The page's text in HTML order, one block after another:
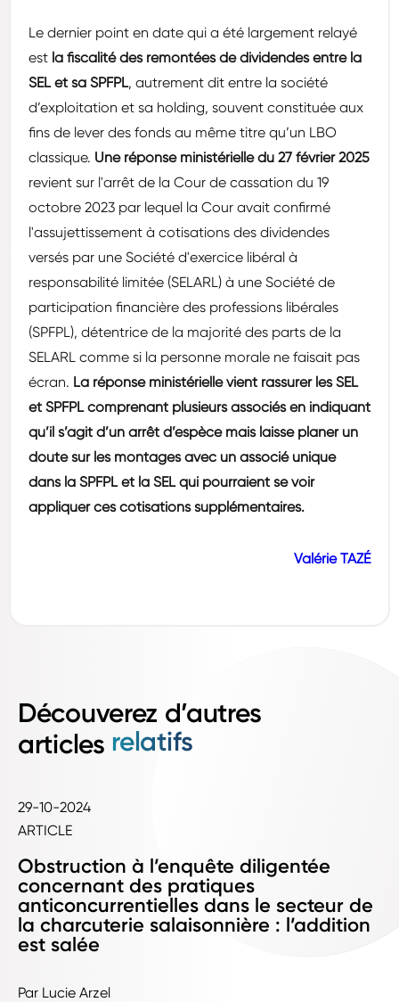
Le dernier point en date qui a été largement relayé
est la fiscalité des remontées de dividendes entre la
SEL et sa SPFPL, autrement dit entre la société
d’exploitation et sa holding, souvent constituée aux
fins de lever des fonds au même titre qu’un LBO
classique. Une réponse ministérielle du 27 février 2025
revient sur l'arrêt de la Cour de cassation du 19
octobre 2023 par lequel la Cour avait confirmé
l'assujettissement à cotisations des dividendes
versés par une Société d'exercice libéral à
responsabilité limitée (SELARL) à une Société de
participation financière des professions libérales
(SPFPL), détentrice de la majorité des parts de la
SELARL comme si la personne morale ne faisait pas
écran. La réponse ministérielle vient rassurer les SEL
et SPFPL comprenant plusieurs associés en indiquant
qu’il s’agit d’un arrêt d’espèce mais laisse planer un
doute sur les montages avec un associé unique
dans la SPFPL et la SEL qui pourraient se voir
appliquer ces cotisations supplémentaires.
Valérie TAZÉ
Découverez d’autres
articles relatifs
29-10-2024
ARTICLE
Obstruction à l’enquête diligentée
concernant des pratiques
anticoncurrentielles dans le secteur de
la charcuterie salaisonnière : l’addition
est salée
Par Lucie Arzel